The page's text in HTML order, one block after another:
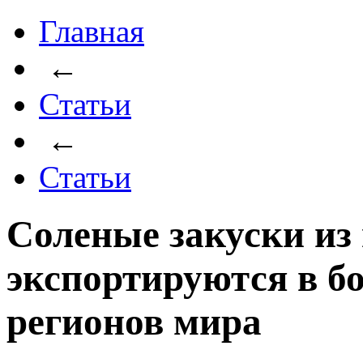
Главная
←
Статьи
←
Статьи
Соленые закуски
экспортируются в
регионов мира